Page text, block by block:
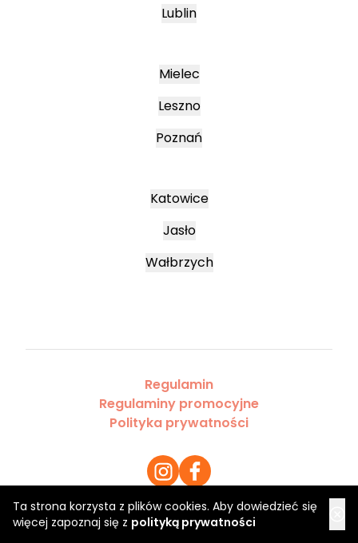
Ta strona korzysta z plików cookies. Aby dowiedzieć się
więcej zapoznaj się z polityką prywatności
Lublin
Mielec
Leszno
Poznań
Katowice
Jasło
Wałbrzych
Regulamin
Regulaminy promocyjne
Polityka prywatności
Copyright 2026 Saloner Sp. z o.o.